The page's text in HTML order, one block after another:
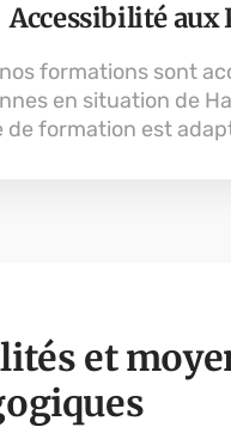
Accessibilité aux
formations sont
en situation de
de formation est
et